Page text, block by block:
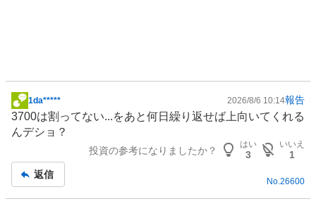
り
た
い
0
%
掲
示
板
1da***** 2026/8/6 10:14報告
3700は割ってない...をあと何日繰り返せば上向いてくれる
んデショ？
投資の参考になりましたか？
はい
3
いいえ
1
返信
No.26600